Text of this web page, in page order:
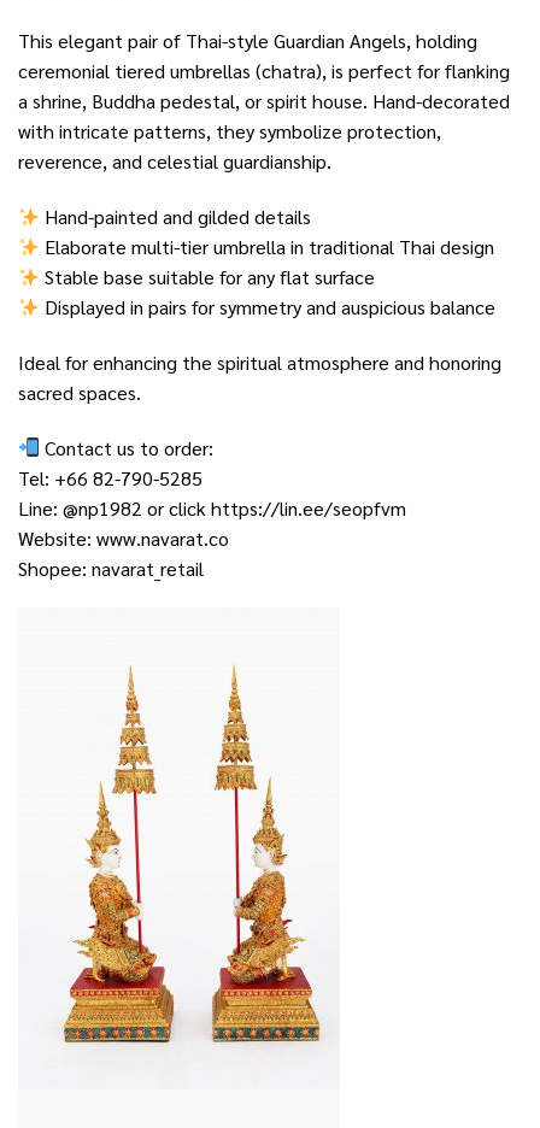
This elegant pair of Thai-style Guardian Angels, holding
ceremonial tiered umbrellas (chatra), is perfect for flanking
a shrine, Buddha pedestal, or spirit house. Hand-decorated
with intricate patterns, they symbolize protection,
reverence, and celestial guardianship.
Hand-painted and gilded details
Elaborate multi-tier umbrella in traditional Thai design
Stable base suitable for any flat surface
Displayed in pairs for symmetry and auspicious balance
Ideal for enhancing the spiritual atmosphere and honoring
sacred spaces.
Contact us to order:
Tel: +66 82-790-5285
Line: @np1982 or click https://lin.ee/seopfvm
Website: www.navarat.co
Shopee: navarat_retail